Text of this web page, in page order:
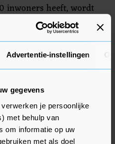
Advertentie-instellingen
gegevens
verwerken je persoonlijke
met behulp van
om informatie op uw
met als doel
inwoners heeft, wordt
meest progressieve
gaat. De
jaar bovenaan de
Forum omdat de
van
sommige sectoren
minder betaald dan